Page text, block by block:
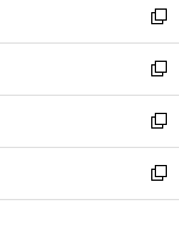
く
で
開
く
ド
ウ
で
開
く
ィ
ン
ド
ウ
で
開
く
い
ウ
ィ
ン
ド
ウ
で
開
新
し
い
ウ
ィ
ン
ド
ウ
新
し
い
ウ
ィ
ン
新
し
い
ウ
新
し